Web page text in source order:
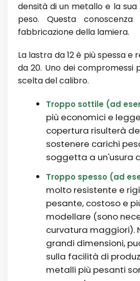
densità di un metallo e la sua
peso. Questa
fabbricazione della lamiera.
La lastra da 12 è più spessa e
da 20. Uno dei compromessi
scelta del calibro.
Troppo sottile (ad
più economici e
copertura risulterà
sostenere carichi
soggetta a un'usura
Troppo spesso (ad
molto resistente e
pesante, costoso e
modellare (sono
curvatura maggiori).
grandi dimensioni,
sulla facilità di
metalli più pesanti